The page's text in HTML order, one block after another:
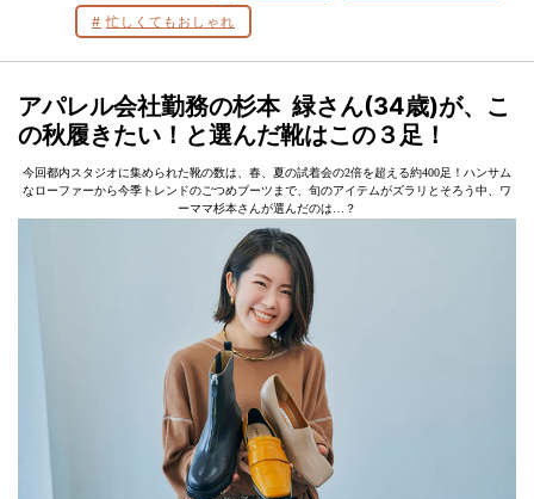
忙しくてもおしゃれ
アパレル会社勤務の杉本 緑さん(34歳)が、こ
の秋履きたい！と選んだ靴はこの３足！
今回都内スタジオに集められた靴の数は、春、夏の試着会の2倍を超える約400足！ハンサム
なローファーから今季トレンドのごつめブーツまで、旬のアイテムがズラリとそろう中、ワ
ーママ杉本さんが選んだのは…？